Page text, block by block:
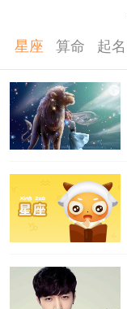
星座 算命 起名